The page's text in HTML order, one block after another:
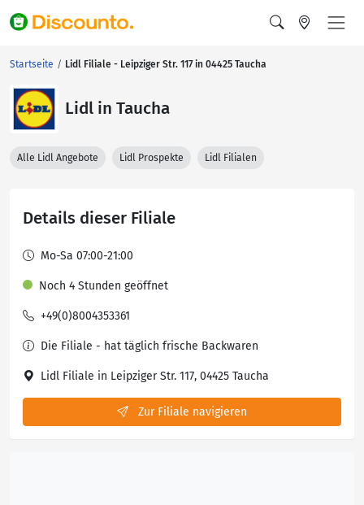
Startseite Lidl Filiale - Leipziger Str. 117 in 04425 Taucha
Lidl in Taucha
Alle Lidl Angebote Lidl Prospekte Lidl Filialen
Details dieser Filiale
Mo-Sa 07:00-21:00
Noch 4 Stunden geöffnet
+49(0)8004353361
Die Filiale - hat täglich frische Backwaren
Lidl Filiale in Leipziger Str. 117, 04425 Taucha
Zur Filiale navigieren